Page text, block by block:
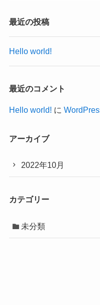
最近の投稿
Hello world!
最近のコメント
Hello world! に
アーカイブ
2022年10月
カテゴリー
未分類